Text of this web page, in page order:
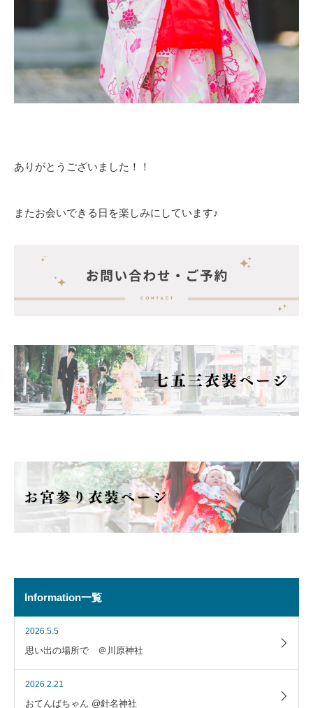
ありがとうございました！！
またお会いできる日を楽しみにしています♪
Information一覧
2026.5.5
思い出の場所で ＠川原神社
2026.2.21
おてんばちゃん @針名神社